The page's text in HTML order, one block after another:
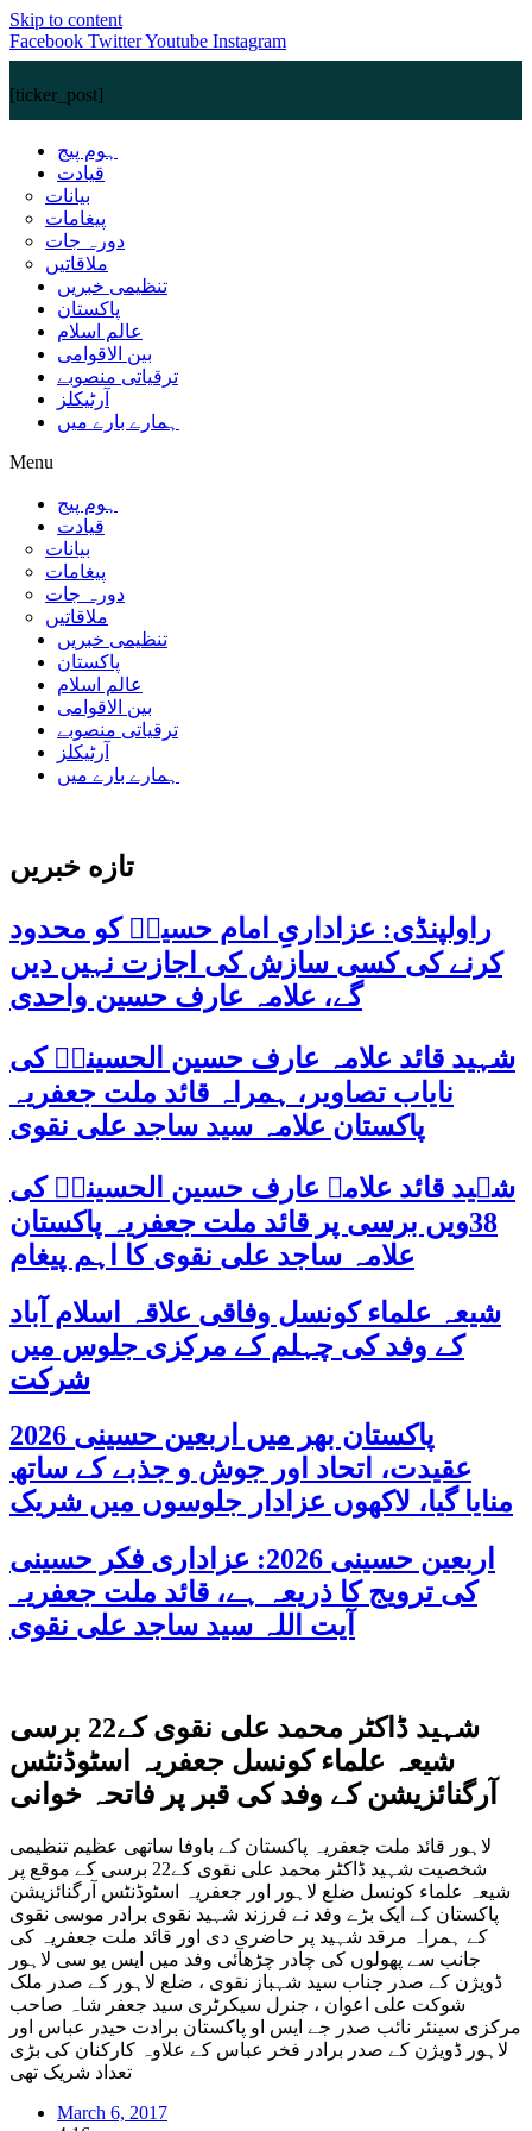
Skip to content
Facebook TwitterYoutube Instagram
[ticker_post]
ہوم پیج
قیادت
بیانات
پیغامات
دورہ جات
ملاقاتیں
تنظیمی خبریں
پاکستان
عالم اسلام
بین الاقوامی
ترقیاتی منصوبے
آرٹیکلز
ہمارے بارے میں
Menu
ہوم پیج
قیادت
بیانات
پیغامات
دورہ جات
ملاقاتیں
تنظیمی خبریں
پاکستان
عالم اسلام
بین الاقوامی
ترقیاتی منصوبے
آرٹیکلز
ہمارے بارے میں
تازه خبریں
راولپنڈی: عزاداریِ امام حسینؑ کو محدود
کرنے کی کسی سازش کی اجازت نہیں دیں
گے، علامہ عارف حسین واحدی
شہید قائد علامہ عارف حسین الحسینیؒ کی
نایاب تصاویر، ہمراہ قائد ملت جعفریہ
پاکستان علامہ سید ساجد علی نقوی
شہید قائد علامہ عارف حسین الحسینیؒ کی
38ویں برسی پر قائد ملت جعفریہ پاکستان
علامہ ساجد علی نقوی کا اہم پیغام
شیعہ علماء کونسل وفاقی علاقہ اسلام آباد
کے وفد کی چہلم کے مرکزی جلوس میں
شرکت
پاکستان بھر میں اربعین حسینی 2026
عقیدت، اتحاد اور جوش و جذبے کے ساتھ
منایا گیا، لاکھوں عزادار جلوسوں میں شریک
اربعین حسینی 2026: عزاداری فکر حسینی
کی ترویج کا ذریعہ ہے، قائد ملت جعفریہ
آیت اللہ سید ساجد علی نقوی
شہید ڈاکٹر محمد علی نقوی کے22 برسی
شیعہ علماء کونسل جعفریہ اسٹوڈنٹس
آرگنائزیشن کے وفد کی قبر پر فاتحہ خوانی
لاہور قائد ملت جعفریہ پاکستان کے باوفا ساتھی عظیم تنظیمی
شخصیت شہید ڈاکٹر محمد علی نقوی کے22 برسی کے موقع پر
شیعہ علماء کونسل ضلع لاہور اور جعفریہ اسٹوڈنٹس آرگنائزیشن
پاکستان کے ایک بڑے وفد نے فرزند شہید نقوی برادر موسی نقوی
کے ہمراہ مرقد شہید پر حاضری دی اور قائد ملت جعفریہ کی
جانب سے پھولوں کی چادر چڑھآئی وفد میں ایس یو سی لاہور
ڈویژن کے صدر جناب سید شہباز نقوی ، ضلع لاہور کے صدر ملک
شوکت علی اعوان ، جنرل سیکرٹری سید جعفر شاہ صاحب
مرکزی سینئر نائب صدر جے ایس او پاکستان برادت حیدر عباس اور
لاہور ڈویژن کے صدر برادر فخر عباس کے علاوہ کارکنان کی بڑی
تعداد شریک تھی
March 6, 2017